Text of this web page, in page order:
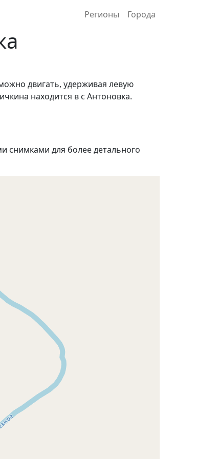
Регионы Города
двигать, удерживая левую
находится в с Антоновка.
снимками для более детального